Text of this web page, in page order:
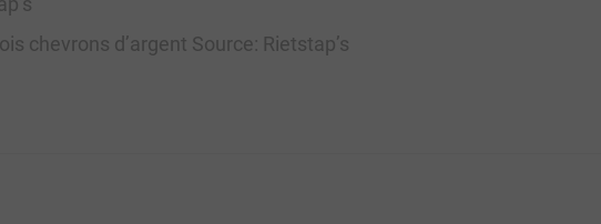
chevrons d’argent Source: Rietstap’s